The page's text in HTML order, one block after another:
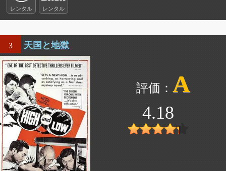
レンタル レンタル
3 天国と地獄
A
4.18